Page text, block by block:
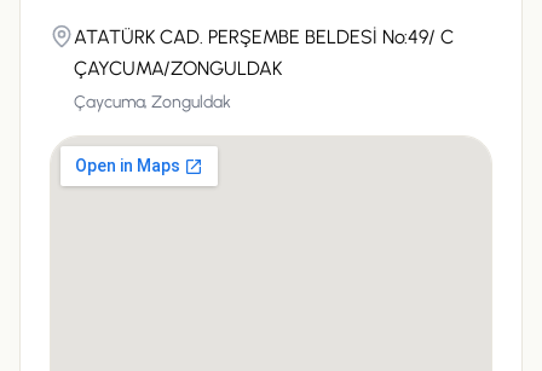
ATATÜRK CAD. PERŞEMBE BELDESİ No:49/ C
ÇAYCUMA/ZONGULDAK
Çaycuma,Zonguldak